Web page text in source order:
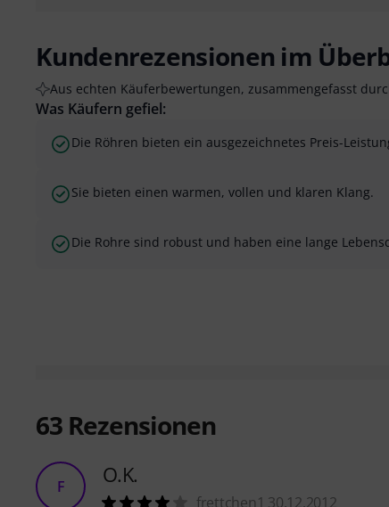
Kundenrezensionen im
Aus echten Käuferbewertungen, zusammengefasst
Was Käufern gefiel:
Die Röhren bieten ein ausgezeichnetes Preis-
Sie bieten einen warmen, vollen und klaren Klang.
Die Rohre sind robust und haben eine lange
63 Rezensionen
F O.K.
frettchen1 30.12.2012